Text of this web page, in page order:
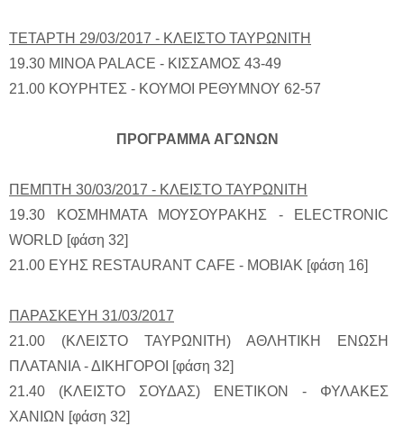
ΤΕΤΑΡΤΗ 29/03/2017 - ΚΛΕΙΣΤΟ ΤΑΥΡΩΝΙΤΗ
19.30 ΜΙΝΟΑ PALACE - ΚΙΣΣΑΜΟΣ 43-49
21.00 ΚΟΥΡΗΤΕΣ - ΚΟΥΜΟΙ ΡΕΘΥΜΝΟΥ 62-57
ΠΡΟΓΡΑΜΜΑ ΑΓΩΝΩΝ
ΠΕΜΠΤΗ 30/03/2017 - ΚΛΕΙΣΤΟ ΤΑΥΡΩΝΙΤΗ
19.30 ΚΟΣΜΗΜΑΤΑ ΜΟΥΣΟΥΡΑΚΗΣ - ELECTRONIC
WORLD [φάση 32]
21.00 ΕΥΗΣ RESTAURANT CAFE - MOBIAK [φάση 16]
ΠΑΡΑΣΚΕΥΗ 31/03/2017
21.00 (ΚΛΕΙΣΤΟ ΤΑΥΡΩΝΙΤΗ) ΑΘΛΗΤΙΚΗ ΕΝΩΣΗ
ΠΛΑΤΑΝΙΑ - ΔΙΚΗΓΟΡΟΙ [φάση 32]
21.40 (ΚΛΕΙΣΤΟ ΣΟΥΔΑΣ) ΕΝΕΤΙΚΟΝ - ΦΥΛΑΚΕΣ
ΧΑΝΙΩΝ [φάση 32]